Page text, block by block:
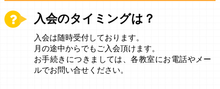
入会のタイミングは？
入会は随時受付しております。
月の途中からでもご入会頂けます。
お手続きにつきましては、各教室にお電話やメー
ルでお問い合せください。